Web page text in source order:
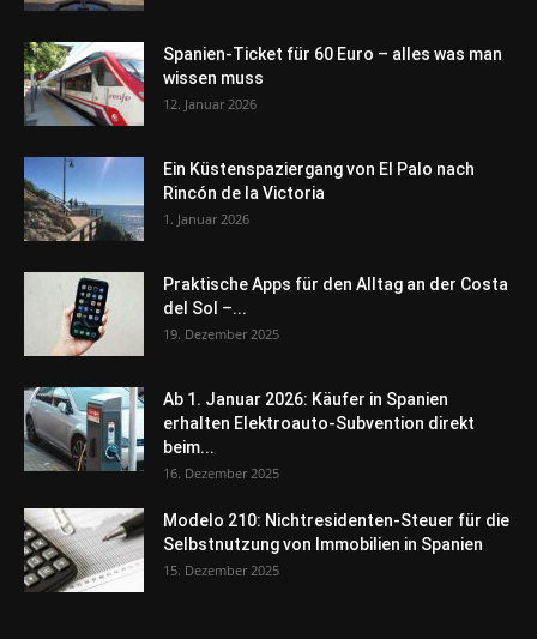
Spanien-Ticket für 60 Euro – alles was man
wissen muss
12. Januar 2026
Ein Küstenspaziergang von El Palo nach
Rincón de la Victoria
1. Januar 2026
Praktische Apps für den Alltag an der Costa
del Sol –...
19. Dezember 2025
Ab 1. Januar 2026: Käufer in Spanien
erhalten Elektroauto-Subvention direkt
beim...
16. Dezember 2025
Modelo 210: Nichtresidenten-Steuer für die
Selbstnutzung von Immobilien in Spanien
15. Dezember 2025